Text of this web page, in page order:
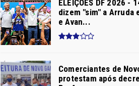
ELEIÇÕES DF 2026 -
dizem "sim" a Arruda
e Avan...
Comerciantes de
protestam após